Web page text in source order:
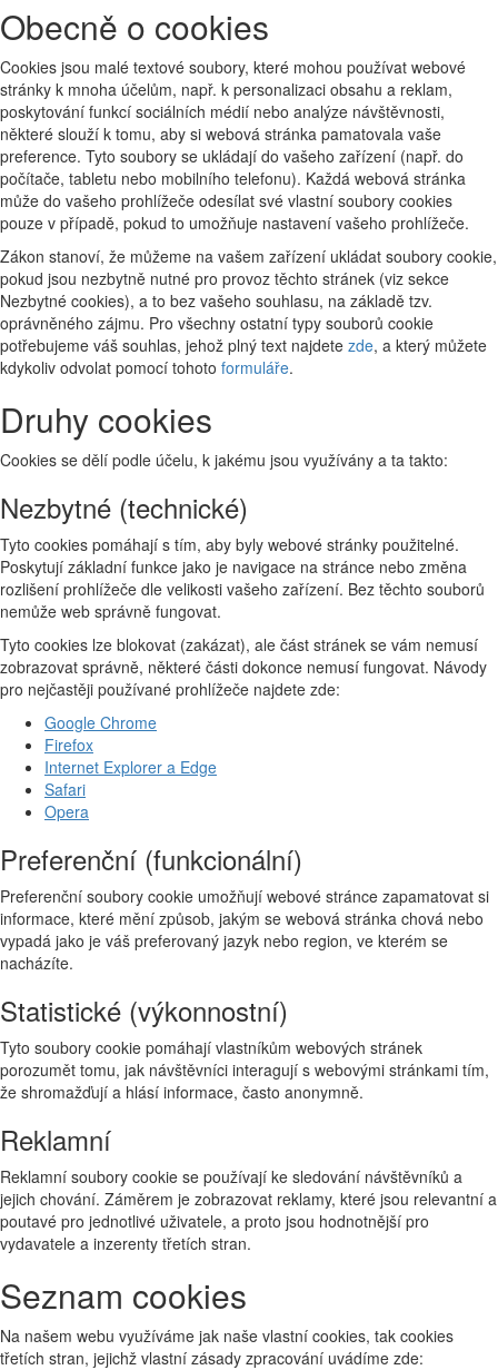
Obecně o cookies
Cookies jsou malé textové soubory, které mohou používat webové
stránky k mnoha účelům, např. k personalizaci obsahu a reklam,
poskytování funkcí sociálních médií nebo analýze návštěvnosti,
některé slouží k tomu, aby si webová stránka pamatovala vaše
preference. Tyto soubory se ukládají do vašeho zařízení (např. do
počítače, tabletu nebo mobilního telefonu). Každá webová stránka
může do vašeho prohlížeče odesílat své vlastní soubory cookies
pouze v případě, pokud to umožňuje nastavení vašeho prohlížeče.
Zákon stanoví, že můžeme na vašem zařízení ukládat soubory cookie,
pokud jsou nezbytně nutné pro provoz těchto stránek (viz sekce
Nezbytné cookies), a to bez vašeho souhlasu, na základě tzv.
oprávněného zájmu. Pro všechny ostatní typy souborů cookie
potřebujeme váš souhlas, jehož plný text najdete zde, a který můžete
kdykoliv odvolat pomocí tohoto formuláře.
Druhy cookies
Cookies se dělí podle účelu, k jakému jsou využívány a ta takto:
Nezbytné (technické)
Tyto cookies pomáhají s tím, aby byly webové stránky použitelné.
Poskytují základní funkce jako je navigace na stránce nebo změna
rozlišení prohlížeče dle velikosti vašeho zařízení. Bez těchto souborů
nemůže web správně fungovat.
Tyto cookies lze blokovat (zakázat), ale část stránek se vám nemusí
zobrazovat správně, některé části dokonce nemusí fungovat. Návody
pro nejčastěji používané prohlížeče najdete zde:
Google Chrome
Firefox
Internet Explorer a Edge
Safari
Opera
Preferenční (funkcionální)
Preferenční soubory cookie umožňují webové stránce zapamatovat si
informace, které mění způsob, jakým se webová stránka chová nebo
vypadá jako je váš preferovaný jazyk nebo region, ve kterém se
nacházíte.
Statistické (výkonnostní)
Tyto soubory cookie pomáhají vlastníkům webových stránek
porozumět tomu, jak návštěvníci interagují s webovými stránkami tím,
že shromažďují a hlásí informace, často anonymně.
Reklamní
Reklamní soubory cookie se používají ke sledování návštěvníků a
jejich chování. Záměrem je zobrazovat reklamy, které jsou relevantní a
poutavé pro jednotlivé uživatele, a proto jsou hodnotnější pro
vydavatele a inzerenty třetích stran.
Seznam cookies
Na našem webu využíváme jak naše vlastní cookies, tak cookies
třetích stran, jejichž vlastní zásady zpracování uvádíme zde: